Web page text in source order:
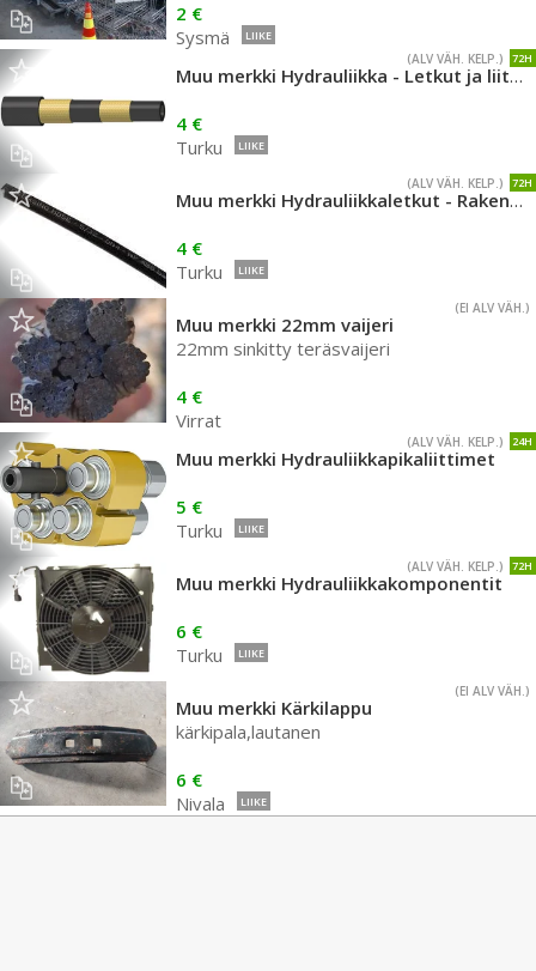
2 €
Sysmä
LIIKE
72H
(ALV VÄH. KELP.)
Muu merkki Hydrauliikka - Letkut ja liittimet
4 €
Turku
LIIKE
72H
(ALV VÄH. KELP.)
Muu merkki Hydrauliikkaletkut - Rakenna oma letkuasennelmasi
4 €
Turku
LIIKE
(EI ALV VÄH.)
Muu merkki 22mm vaijeri
22mm sinkitty teräsvaijeri
4 €
Virrat
24H
(ALV VÄH. KELP.)
Muu merkki Hydrauliikkapikaliittimet
5 €
Turku
LIIKE
72H
(ALV VÄH. KELP.)
Muu merkki Hydrauliikkakomponentit
6 €
Turku
LIIKE
(EI ALV VÄH.)
Muu merkki Kärkilappu
kärkipala,lautanen
6 €
Nivala
LIIKE